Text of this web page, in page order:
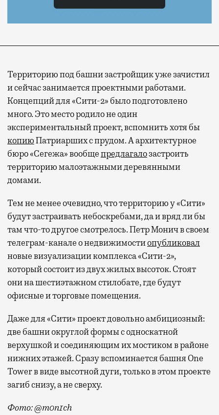
Территорию под башни застройщик уже зачистил
и сейчас занимается проектными работами.
Концепций для «Сити-2» было подготовлено
много. Это место родило не один
экспериментальный проект, вспомнить хотя бы
копиюПатриарших с прудом. А архитектурное
бюро «Сегежа» вообщепредлагалозастроить
территорию малоэтажными деревянными
домами.
Тем не менее очевидно, что территорию у «Сити»
будут застраивать небоскребами, да и вряд ли бы
там что-то другое смотрелось. Петр Монич в своем
телеграм-канале о недвижимостиопубликовал
новые визуализации комплекса «Сити-2»,
который состоит из двух жилых высоток. Стоят
они на шестиэтажном стилобате, где будут
офисные и торговые помещения.
Даже для «Сити» проект довольно амбициозный:
две башни округлой формы с односкатной
верхушкой и соединяющим их мостиком в районе
нижних этажей. Сразу вспоминается башня One
Tower в виде высотной дуги, только в этом проекте
загиб снизу, а не сверху.
Фото: @m0n1ch